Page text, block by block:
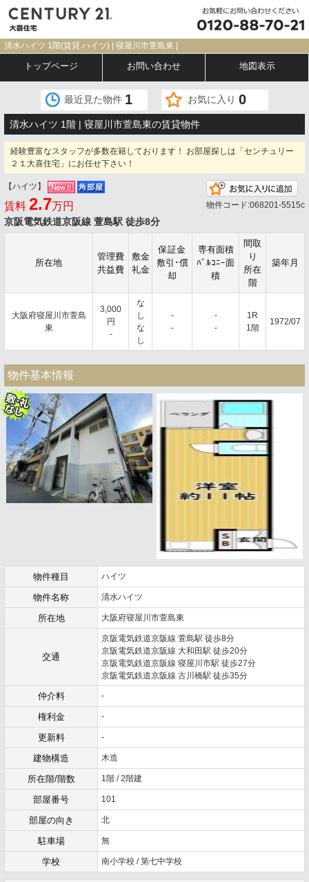
清水ハイツ 1階(賃貸 ハイツ) | 寝屋川市萱島東 |
トップページ お問い合わせ 地図表示
最近見た物件 1 お気に入り 0
清水ハイツ 1階 | 寝屋川市萱島東の賃貸物件
経験豊富なスタッフが多数在籍しております！ お部屋探しは「センチュリー
２１大喜住宅」にお任せ下さい！
【ハイツ】
賃料 2.7万円
京阪電気鉄道京阪線 萱島駅 徒歩8分
物件コード:068201-5515c
所在地
管理費
共益費
敷金
礼金
保証金
敷引･償
却
専有面積
ﾊﾞﾙｺﾆｰ面
積
間取
り
所在
階
築年月
大阪府寝屋川市萱島
東
3,000
円
-
な
し
な
し
-
-
-
-
1R
1階
1972/07
物件基本情報
物件種目 ハイツ
物件名称 清水ハイツ
所在地 大阪府寝屋川市萱島東
交通
京阪電気鉄道京阪線 萱島駅 徒歩8分
京阪電気鉄道京阪線 大和田駅 徒歩20分
京阪電気鉄道京阪線 寝屋川市駅 徒歩27分
京阪電気鉄道京阪線 古川橋駅 徒歩35分
仲介料 -
権利金 -
更新料 -
建物構造 木造
所在階/階数 1階 / 2階建
部屋番号 101
部屋の向き 北
駐車場 無
学校 南小学校 / 第七中学校